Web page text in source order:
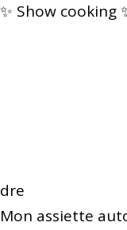
✨ Show cooking
dre
Mon assiette